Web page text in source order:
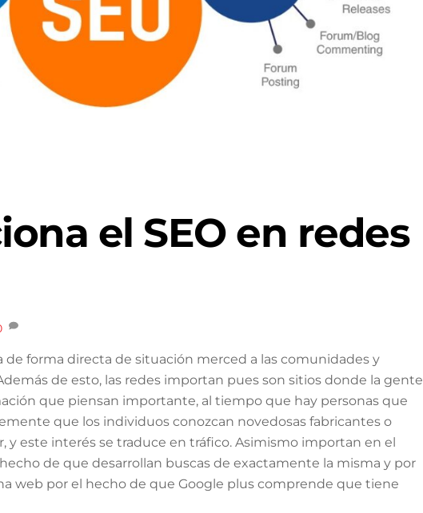
el SEO en redes
de forma directa de situación merced a las comunidades y
de esto, las redes importan pues son sitios donde la gente
que piensan importante, al tiempo que hay personas que
que los individuos conozcan novedosas fabricantes o
y este interés se traduce en tráfico. Asimismo importan en el
de que desarrollan buscas de exactamente la misma y por
web por el hecho de que Google plus comprende que tiene